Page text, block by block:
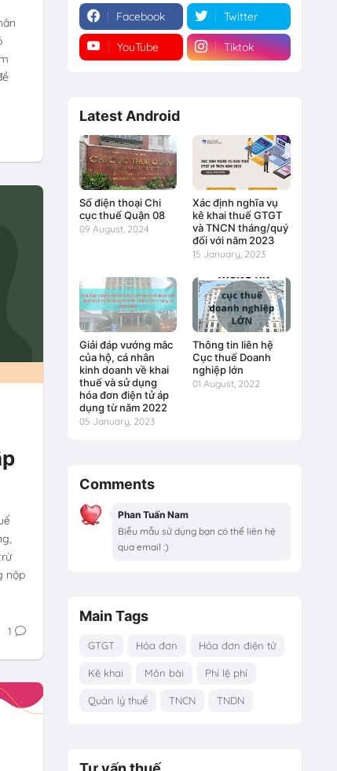
nộp
1
Facebook Twitter
YouTube Tiktok
Latest Android
Số điện thoại Chi
cục thuế Quận 08
09 August, 2024
Xác định nghĩa vụ
kê khai thuế GTGT
và TNCN tháng/quý
đối với năm 2023
15 January, 2023
Giải đáp vướng mắc
của hộ, cá nhân
kinh doanh về khai
thuế và sử dụng
hóa đơn điện tử áp
dụng từ năm 2022
05 January, 2023
Thông tin liên hệ
Cục thuế Doanh
nghiệp lớn
01 August, 2022
Comments
Phan Tuấn Nam
Biễu mẫu sử dụng bạn có thể liên hệ
qua email :)
Main Tags
GTGT Hóa đơn Hóa đơn điện tử
Kê khai Môn bài Phí lệ phí
Quản lý thuế TNCN TNDN